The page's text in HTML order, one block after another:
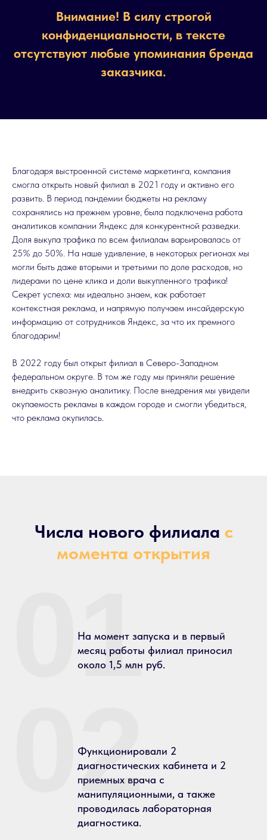
Внимание! В силу строгой
конфиденциальности, в тексте
отсутствуют любые упоминания бренда
заказчика.
Благодаря выстроенной системе маркетинга, компания
смогла открыть новый филиал в 2021 году и активно его
развить. В период пандемии бюджеты на рекламу
сохранялись на прежнем уровне, была подключена работа
аналитиков компании Яндекс для конкурентной разведки.
Доля выкупа трафика по всем филиалам варьировалась от
25% до 50%. На наше удивление, в некоторых регионах мы
могли быть даже вторыми и третьими по доле расходов, но
лидерами по цене клика и доли выкупленного трафика!
Секрет успеха: мы идеально знаем, как работает
контекстная реклама, и напрямую получаем инсайдерскую
информацию от сотрудников Яндекс, за что их премного
благодарим!
В 2022 году был открыт филиал в Северо-Западном
федеральном округе. В том же году мы приняли решение
внедрить сквозную аналитику. После внедрения мы увидели
окупаемость рекламы в каждом городе и смогли убедиться,
что реклама окупилась.
Числа нового филиала с
момента открытия
На момент запуска и в первый
месяц работы филиал приносил
около 1,5 млн руб.
01
Функционировали 2
диагностических кабинета и 2
приемных врача с
манипуляционными, а также
проводилась лабораторная
диагностика.
02